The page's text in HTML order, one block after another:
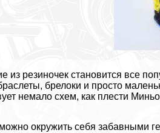
из резиночек становится все
брелоки и просто
немало схем, как плести
окружить себя забавными